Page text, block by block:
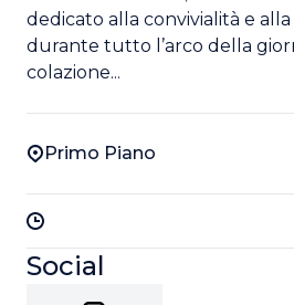
dedicato alla convivialità e
durante tutto l’arco della
colazione...
Primo Piano
Social